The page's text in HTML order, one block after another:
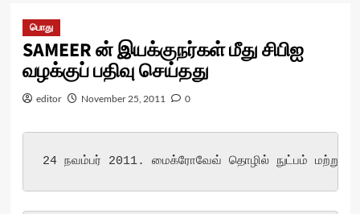
பொது
SAMEER ன் இயக்குநர்கள் மீது சிபிஐ
வழக்குப் பதிவு செய்தது
editor November 25, 2011 0
24 நவம்பர் 2011. மைக்ரோவேவ் தொழில் நுட்பம் மற்றும்